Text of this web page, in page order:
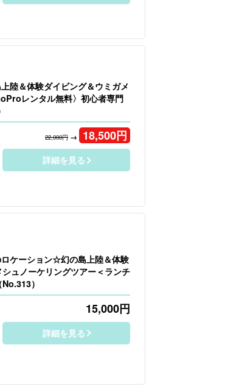
陸＆体験ダイビング＆ウミガメ
レンタル無料〉初心者専門
22,000円→ 18,500円
詳細を見る
ロケーション☆幻の島上陸＆体験
ュノーケリングツアー＜ランチ
）
15,000円
詳細を見る